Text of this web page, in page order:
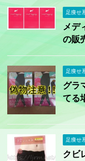
足痩せ
メデ
の販
足痩せ
グラ
てる
足痩せ
クビ